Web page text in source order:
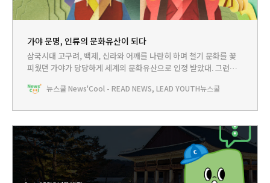
가야 문명, 인류의 문화유산이 되다
삼국시대 고구려, 백제, 신라와 어깨를 나란히 하며 철기 문화를 꽃
피웠던 가야가 당당하게 세계의 문화유산으로 인정 받았대. 그런데
도 잘 다루지 않아. 왜 그런 걸까?
뉴스쿨 News'Cool - READ NEWS, LEAD YOUTH뉴스쿨